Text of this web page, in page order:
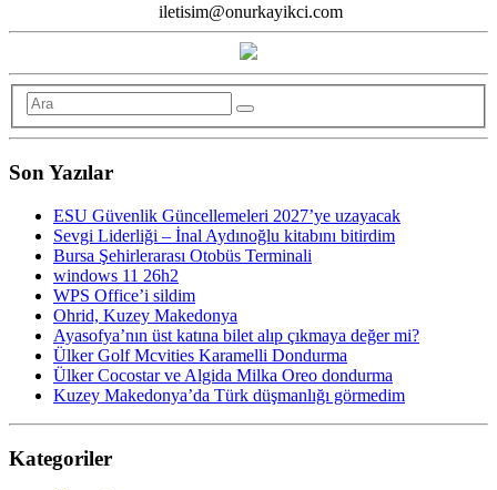
iletisim@onurkayikci.com
Son Yazılar
ESU Güvenlik Güncellemeleri 2027’ye uzayacak
Sevgi Liderliği – İnal Aydınoğlu kitabını bitirdim
Bursa Şehirlerarası Otobüs Terminali
windows 11 26h2
WPS Office’i sildim
Ohrid, Kuzey Makedonya
Ayasofya’nın üst katına bilet alıp çıkmaya değer mi?
Ülker Golf Mcvities Karamelli Dondurma
Ülker Cocostar ve Algida Milka Oreo dondurma
Kuzey Makedonya’da Türk düşmanlığı görmedim
Kategoriler